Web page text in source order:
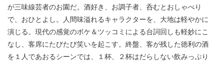
が三味線芸者のお園だ。酒好き、お調子者、呑むとおしゃべり
で、おひとよし。人間味溢れるキャラクターを、大地は軽やかに
演じる。現代の感覚のボケ＆ツッコミによる台詞回しも軽妙にこ
なし、客席にたびたび笑いを起こす。終盤、客が残した徳利の酒
を１人であおるシーンでは、１杯、２杯はだらしない飲みっぷり